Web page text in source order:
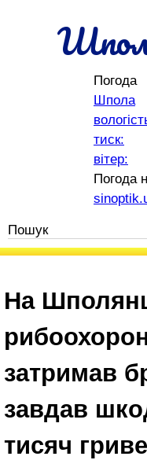
Погода
Шпола
тиск:
вітер:
Погода
На
затримав
завдав
тисяч